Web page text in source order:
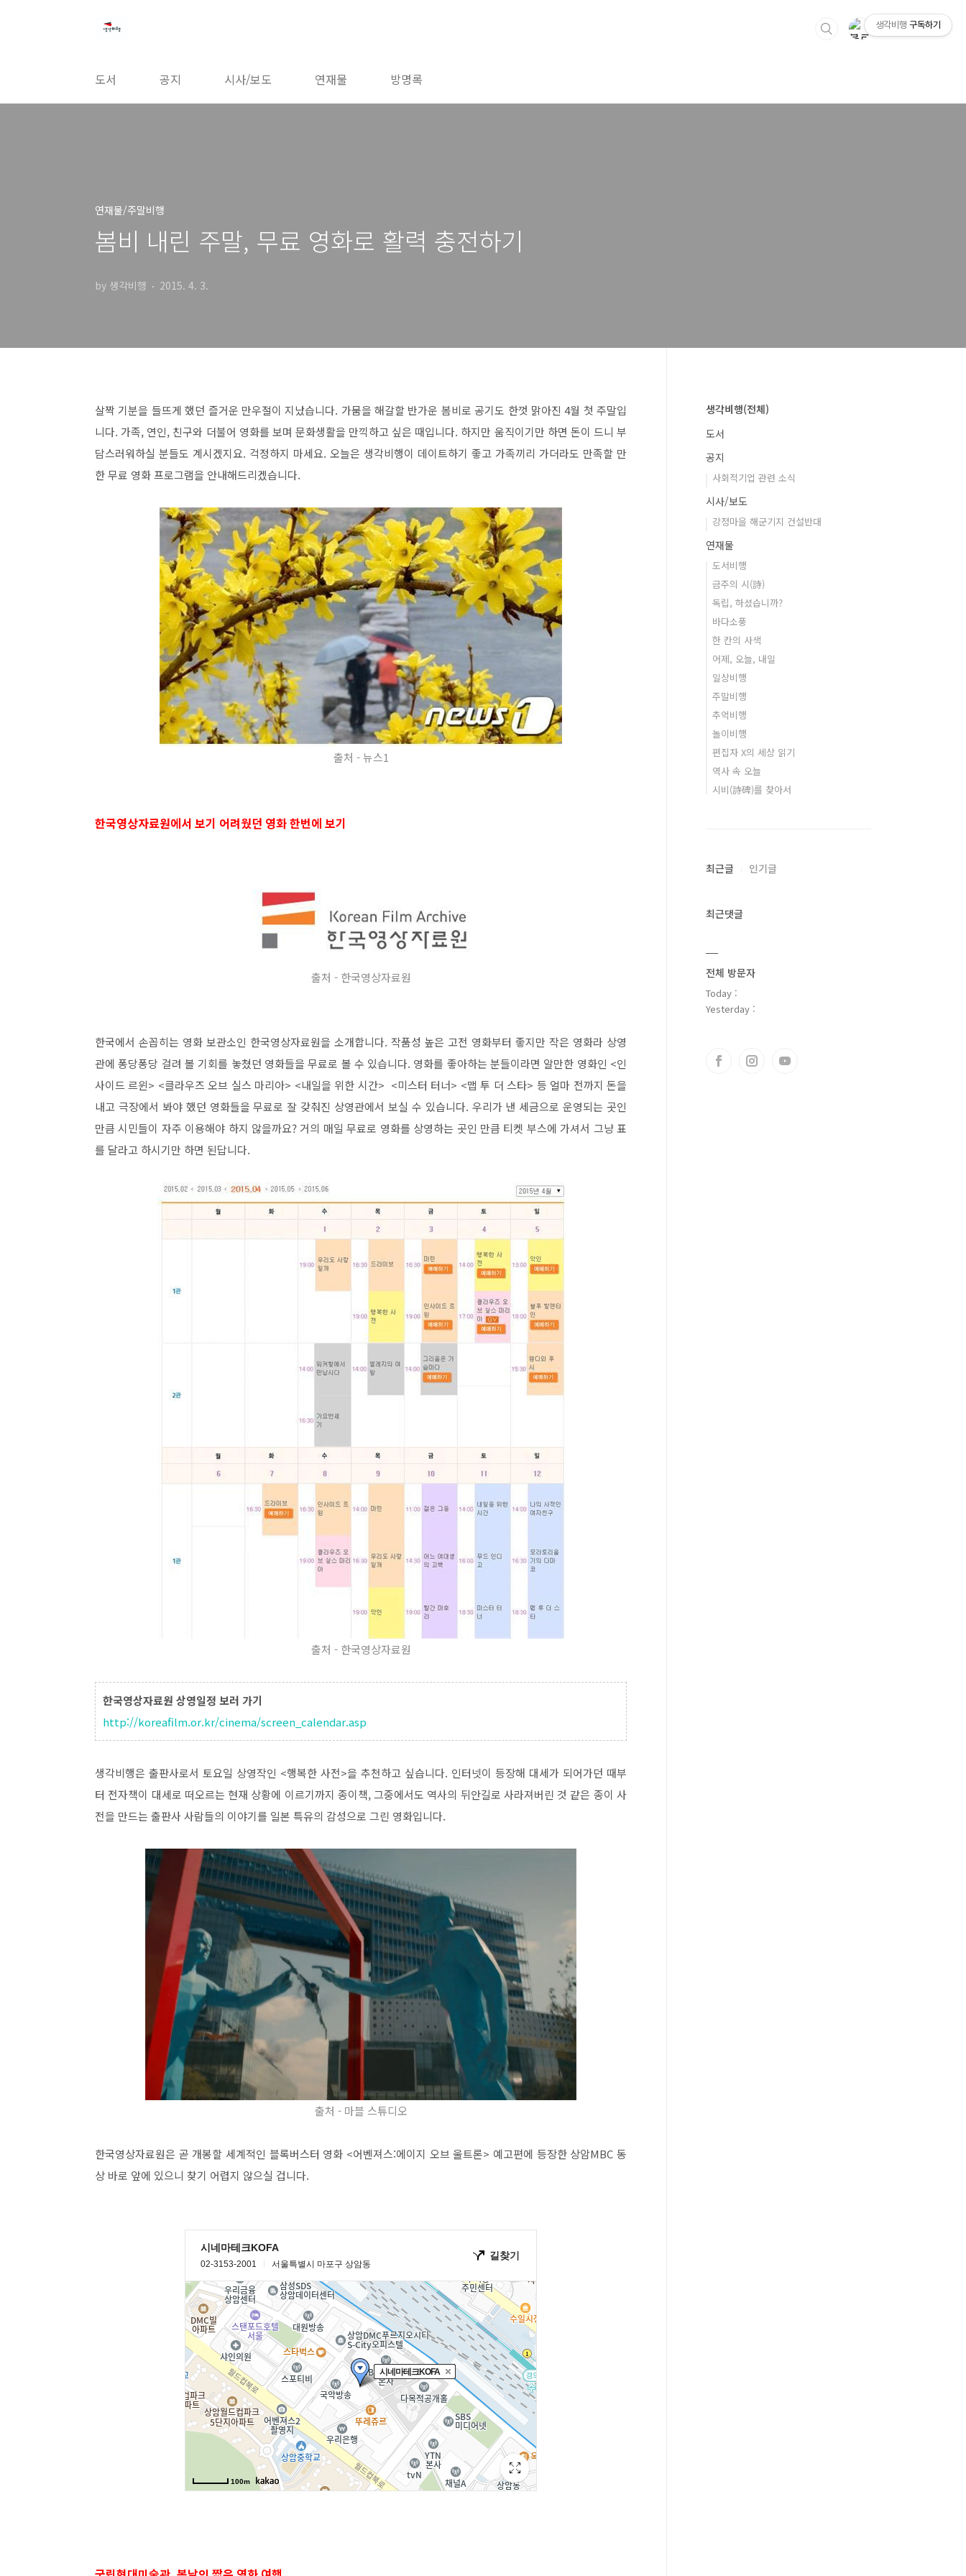
도서 공지 시사/보도 연재물 방명록
연재물/주말비행
봄비 내린 주말, 무료 영화로 활력 충전하기
by 생각비행 2015. 4. 3.
살짝 기분을 들뜨게 했던 즐거운 만우절이 지났습니다. 가뭄을 해갈할 반가운 봄비로 공기도 한껏 맑아진 4월 첫 주말입
니다. 가족, 연인, 친구와 더불어 영화를 보며 문화생활을 만끽하고 싶은 때입니다. 하지만 움직이기만 하면 돈이 드니 부
담스러워하실 분들도 계시겠지요. 걱정하지 마세요. 오늘은 생각비행이 데이트하기 좋고 가족끼리 가더라도 만족할 만
한 무료 영화 프로그램을 안내해드리겠습니다.
출처 - 뉴스1
한국영상자료원에서 보기 어려웠던 영화 한번에 보기
출처 - 한국영상자료원
한국에서 손꼽히는 영화 보관소인 한국영상자료원을 소개합니다. 작품성 높은 고전 영화부터 좋지만 작은 영화라 상영
관에 퐁당퐁당 걸려 볼 기회를 놓쳤던 영화들을 무료로 볼 수 있습니다. 영화를 좋아하는 분들이라면 알만한 영화인 <인
사이드 르윈> <클라우즈 오브 실스 마리아> <내일을 위한 시간> <미스터 터너> <맵 투 더 스타> 등 얼마 전까지 돈을
내고 극장에서 봐야 했던 영화들을 무료로 잘 갖춰진 상영관에서 보실 수 있습니다. 우리가 낸 세금으로 운영되는 곳인
만큼 시민들이 자주 이용해야 하지 않을까요? 거의 매일 무료로 영화를 상영하는 곳인 만큼 티켓 부스에 가셔서 그냥 표
를 달라고 하시기만 하면 된답니다.
출처 - 한국영상자료원
한국영상자료원 상영일정 보러 가기
http://koreafilm.or.kr/cinema/screen_calendar.asp
생각비행은 출판사로서 토요일 상영작인 <행복한 사전>을 추천하고 싶습니다. 인터넷이 등장해 대세가 되어가던 때부
터 전자책이 대세로 떠오르는 현재 상황에 이르기까지 종이책, 그중에서도 역사의 뒤안길로 사라져버린 것 같은 종이 사
전을 만드는 출판사 사람들의 이야기를 일본 특유의 감성으로 그린 영화입니다.
출처 - 마블 스튜디오
한국영상자료원은 곧 개봉할 세계적인 블록버스터 영화 <어벤져스:에이지 오브 울트론> 예고편에 등장한 상암MBC 동
상 바로 앞에 있으니 찾기 어렵지 않으실 겁니다.
생각비행(전체)
도서
공지
사회적기업 관련 소식
시사/보도
강정마을 해군기지 건설반대
연재물
도서비행
금주의 시(詩)
독립, 하셨습니까?
바다소풍
한 칸의 사색
어제, 오늘, 내일
일상비행
주말비행
추억비행
놀이비행
편집자 X의 세상 읽기
역사 속 오늘
시비(詩碑)를 찾아서
최근글 인기글
최근댓글
전체 방문자
Today :
Yesterday :
생각비행 구독하기